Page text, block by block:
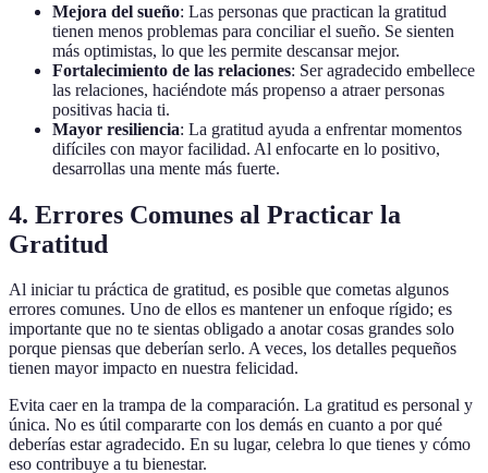
Mejora del sueño: Las personas que practican la gratitud
tienen menos problemas para conciliar el sueño. Se sienten
más optimistas, lo que les permite descansar mejor.
Fortalecimiento de las relaciones: Ser agradecido embellece
las relaciones, haciéndote más propenso a atraer personas
positivas hacia ti.
Mayor resiliencia: La gratitud ayuda a enfrentar momentos
difíciles con mayor facilidad. Al enfocarte en lo positivo,
desarrollas una mente más fuerte.
4. Errores Comunes al Practicar la
Gratitud
Al iniciar tu práctica de gratitud, es posible que cometas algunos
errores comunes. Uno de ellos es mantener un enfoque rígido; es
importante que no te sientas obligado a anotar cosas grandes solo
porque piensas que deberían serlo. A veces, los detalles pequeños
tienen mayor impacto en nuestra felicidad.
Evita caer en la trampa de la comparación. La gratitud es personal y
única. No es útil compararte con los demás en cuanto a por qué
deberías estar agradecido. En su lugar, celebra lo que tienes y cómo
eso contribuye a tu bienestar.